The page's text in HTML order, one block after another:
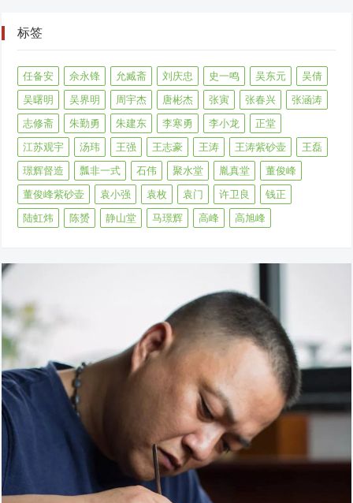
标签
任备安 佘永锋 允臧斋 刘庆忠 史一鸣 吴东元
吴倩
吴曙明
吴界明 周宇杰 唐彬杰 张寅 张春兴
张涵涛
志修斋
朱勤勇 朱建东 李寒勇 李小龙
正堂
江苏观宇
汤玮 王强 王志豪 王涛 王涛紫砂壶
王磊
璟辉督造
瓢非一式 石伟 聚水堂 胤真堂
董俊峰
董俊峰紫砂壶
袁小强 袁枚 袁门 许卫良
钱正
陆虹炜
陈赟 静山堂 马璟辉 高峰 高旭峰